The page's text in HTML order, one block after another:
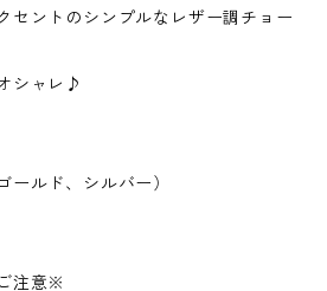
セントのシンプルなレザー調チョー
シャレ♪
ールド、シルバー）
注意※